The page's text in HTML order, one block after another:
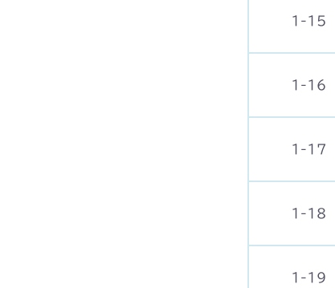
1-15
1-16
1-17
1-18
1-19